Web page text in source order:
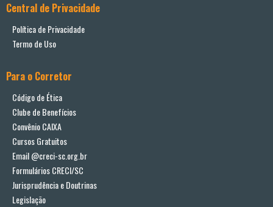
Central de Privacidade
Política de Privacidade
Termo de Uso
Para o Corretor
Código de Ética
Clube de Benefícios
Convênio CAIXA
Cursos Gratuitos
Email @creci-sc.org.br
Formulários CRECI/SC
Jurisprudência e Doutrinas
Legislação